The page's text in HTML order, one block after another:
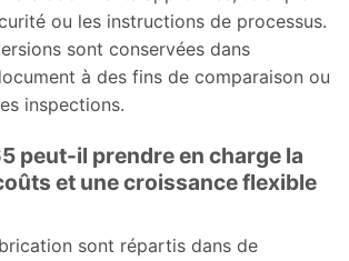
ou les instructions de processus.
sont conservées dans
à des fins de comparaison ou
inspections.
peut-il prendre en charge la
et une croissance flexible
sont répartis dans de